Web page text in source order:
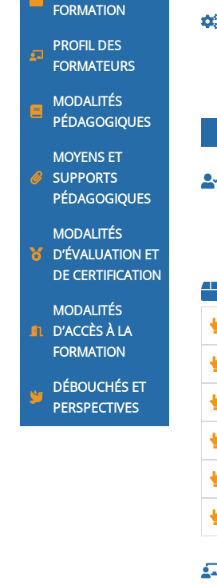
FORMATION
PROFIL DES
FORMATEURS
MODALITÉS
PÉDAGOGIQUES
MOYENS ET
SUPPORTS
PÉDAGOGIQUES
MODALITÉS
D’ÉVALUATION ET
DE CERTIFICATION
MODALITÉS
D’ACCÈS À LA
FORMATION
DÉBOUCHÉS ET
PERSPECTIVES